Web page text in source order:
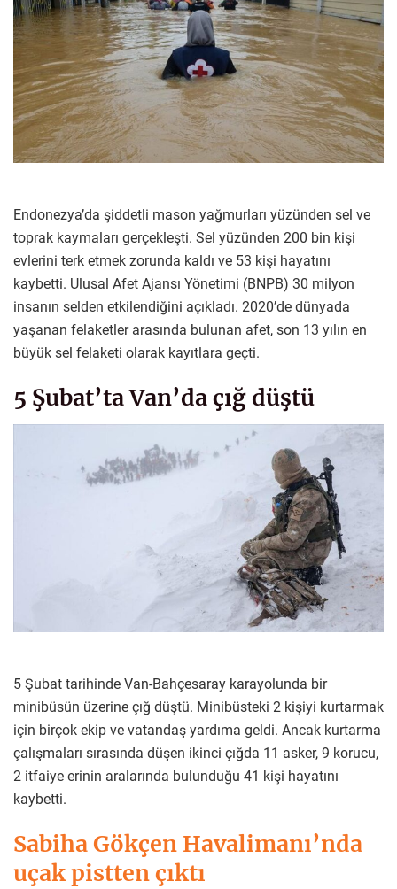
Endonezya’da şiddetli mason yağmurları yüzünden sel ve
toprak kaymaları gerçekleşti. Sel yüzünden 200 bin kişi
evlerini terk etmek zorunda kaldı ve 53 kişi hayatını
kaybetti. Ulusal Afet Ajansı Yönetimi (BNPB) 30 milyon
insanın selden etkilendiğini açıkladı. 2020’de dünyada
yaşanan felaketler arasında bulunan afet, son 13 yılın en
büyük sel felaketi olarak kayıtlara geçti.
5 Şubat’ta Van’da çığ düştü
5 Şubat tarihinde Van-Bahçesaray karayolunda bir
minibüsün üzerine çığ düştü. Minibüsteki 2 kişiyi kurtarmak
için birçok ekip ve vatandaş yardıma geldi. Ancak kurtarma
çalışmaları sırasında düşen ikinci çığda 11 asker, 9 korucu,
2 itfaiye erinin aralarında bulunduğu 41 kişi hayatını
kaybetti.
Sabiha Gökçen Havalimanı’nda
uçak pistten çıktı